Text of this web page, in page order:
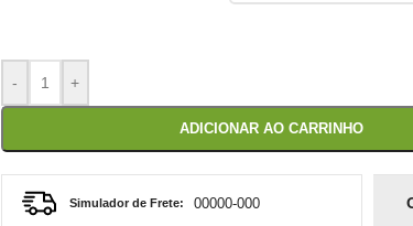
- +
ADICIONAR AO CARRINHO
Simulador de Frete: